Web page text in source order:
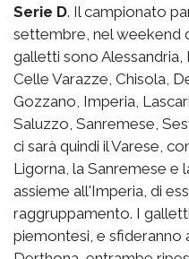
Serie D. Il campionato
settembre, nel weekend
galletti sono
Celle Varazze, Chisola,
Gozzano, Imperia,
Saluzzo, Sanremese,
ci sarà quindi il Varese,
Ligorna, la Sanremese e
assieme all'Imperia, di
raggruppamento. I
piemontesi, e sfideranno